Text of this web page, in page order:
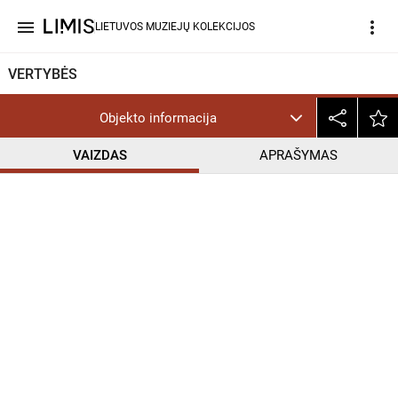
menu LIETUVOS MUZIEJŲ KOLEKCIJOS more_vert
VERTYBĖS
Objekto informacija
VAIZDAS APRAŠYMAS